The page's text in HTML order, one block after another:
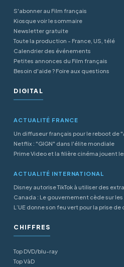
S'abonner au Film français
Kiosque voir le sommaire
Newsletter gratuite
Toute la production - France, US, télé
Calendrier des événements
Petites annonces du Film français
Besoin d'aide ? Foire aux questions
DIGITAL
ACTUALITÉ FRANCE
Un diffuseur français pour le reboot de
Netflix : "GIGN" dans l'élite mondiale
Prime Video et la filière cinéma jouent
ACTUALITÉ INTERNATIONAL
Disney autorise TikTok à utiliser des
Canada : Le gouvernement cède sur
L’UE donne son feu vert pour la prise de
CHIFFRES
Top DVD/blu-ray
Top VàD